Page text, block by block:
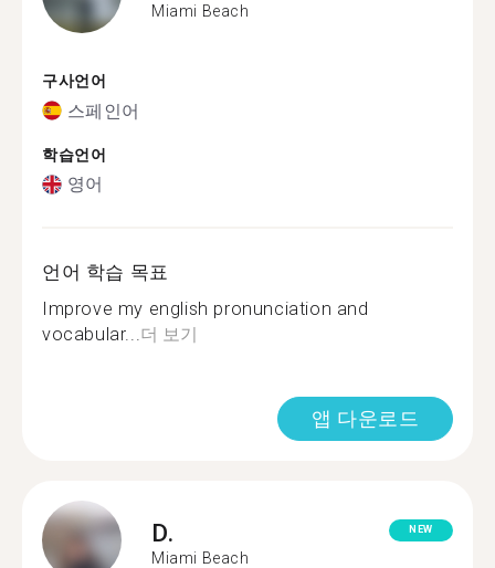
Miami Beach
구사언어
스페인어
학습언어
영어
언어 학습 목표
Improve my english pronunciation and
vocabular...더 보기
앱 다운로드
D.
Miami Beach
NEW